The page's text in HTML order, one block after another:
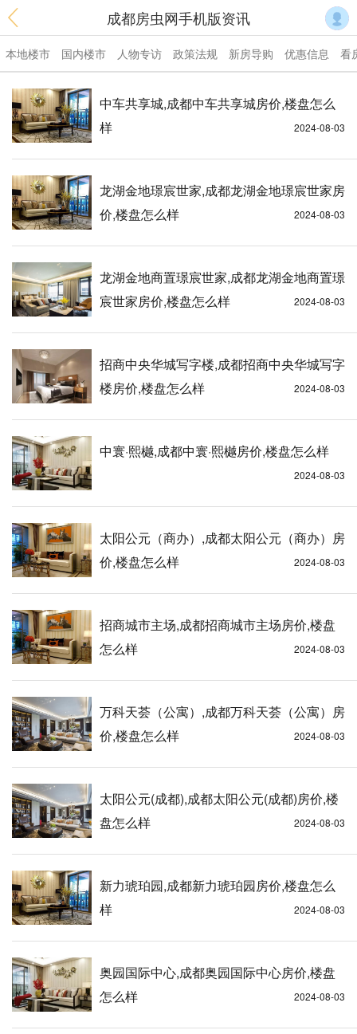
成都房虫网手机版资讯
本地楼市 国内楼市 人物专访 政策法规 新房导购 优惠信息 看
中车共享城,成都中车共享城房价,楼盘怎么
样
2024-08-03
龙湖金地璟宸世家,成都龙湖金地璟宸世家房
价,楼盘怎么样
2024-08-03
龙湖金地商置璟宸世家,成都龙湖金地商置璟
宸世家房价,楼盘怎么样
2024-08-03
招商中央华城写字楼,成都招商中央华城写字
楼房价,楼盘怎么样
2024-08-03
中寰·熙樾,成都中寰·熙樾房价,楼盘怎么样
2024-08-03
太阳公元（商办）,成都太阳公元（商办）房
价,楼盘怎么样
2024-08-03
招商城市主场,成都招商城市主场房价,楼盘
怎么样
2024-08-03
万科天荟（公寓）,成都万科天荟（公寓）房
价,楼盘怎么样
2024-08-03
太阳公元(成都),成都太阳公元(成都)房价,楼
盘怎么样
2024-08-03
新力琥珀园,成都新力琥珀园房价,楼盘怎么
样
2024-08-03
奥园国际中心,成都奥园国际中心房价,楼盘
怎么样
2024-08-03